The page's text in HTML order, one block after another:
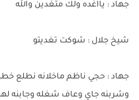
جهاد : يااغده ولك متغدين والله
شيخ جلال : شوكت تغديتو
جهاد : حجي ناظم ماخلانه نطلع
وشربنه جاي وعاف شغله وجابنه